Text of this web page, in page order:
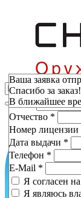
Зарезервировать
Фамилия*
Имя*
Отчество *
Номер лицензии
Дата выдачи *
Телефон *
E-Mail *
Я согласен на
Я являюсь
Ваша заявка
Спасибо за заказ!
В ближайшее